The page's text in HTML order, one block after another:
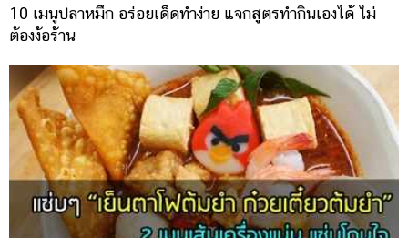
10 เมนูปลาหมึก อร่อยเด็ดทำง่าย แจกสูตรทำกินเองได้ ไม่
ต้องง้อร้าน